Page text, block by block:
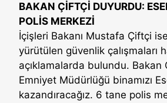
BAKAN ÇİFTÇİ DUYURDU:
POLİS MERKEZİ
İçişleri Bakanı Mustafa Çiftçi
yürütülen güvenlik çalışmaları
açıklamalarda bulundu. Bakan
Emniyet Müdürlüğü binamızı
kazandıracağız. 6 tane polis